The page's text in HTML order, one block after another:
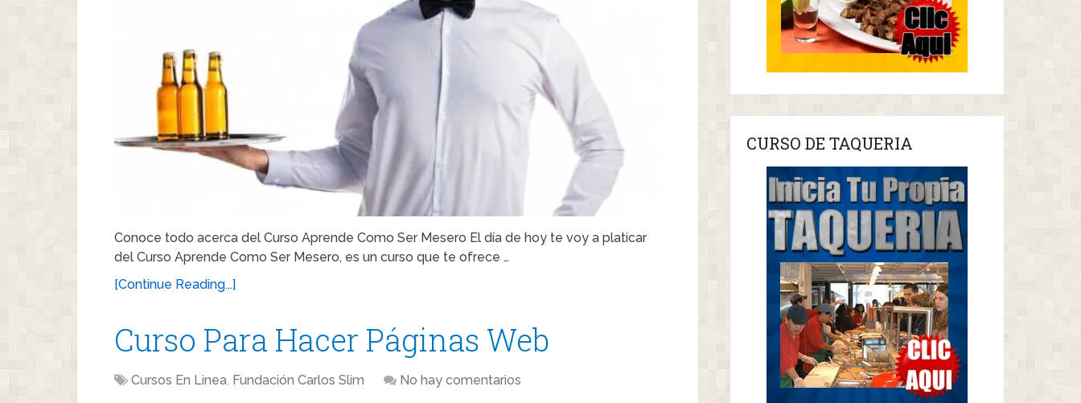
Conoce todo acerca del Curso Aprende Como Ser Mesero El día de hoy te voy a platicar
del Curso Aprende Como Ser Mesero, es un curso que te ofrece …
[Continue Reading...]
Curso Para Hacer Páginas Web
Cursos En Linea, Fundación Carlos Slim No hay comentarios
CURSO DE TAQUERIA